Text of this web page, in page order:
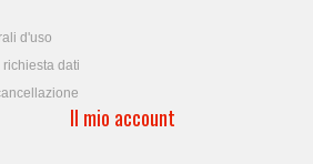
d'uso
dati
Il mio account